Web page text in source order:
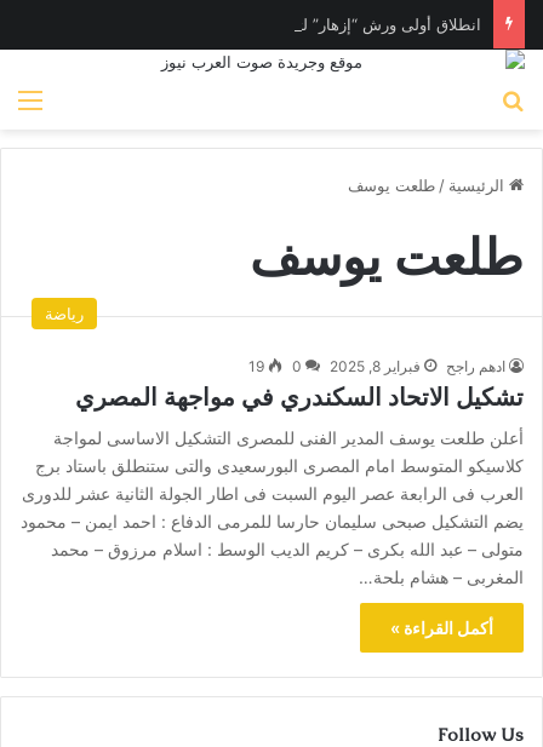
الرئيسية / طلعت يوسف
طلعت يوسف
رياضة
ادهم راجح فبراير 8, 2025 0
19
تشكيل الاتحاد السكندري في مواجهة المصري
أعلن طلعت يوسف المدير الفنى للمصرى التشكيل الاساسى لمواجة
كلاسيكو المتوسط امام المصرى البورسعيدى والتى ستنطلق باستاد برج
العرب فى الرابعة عصر اليوم السبت فى اطار الجولة الثانية عشر للدورى
يضم التشكيل صبحى سليمان حارسا للمرمى الدفاع : احمد ايمن – محمود
متولى – عبد الله بكرى – كريم الديب الوسط : اسلام مرزوق – محمد
المغربى – هشام بلحة…
أكمل القراءة »
Follow Us